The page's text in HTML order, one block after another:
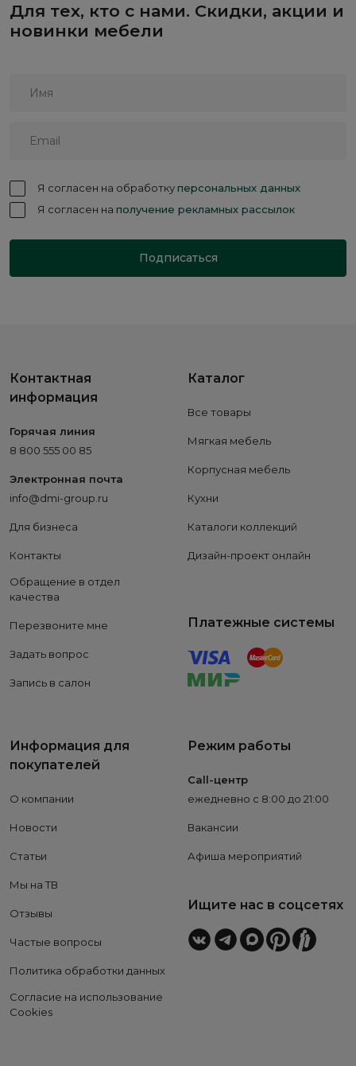
Для тех, кто с нами. Скидки, акции и
новинки мебели
Я согласен на обработкуперсональных данных
Я согласен на получение рекламных рассылок
Подписаться
Контактная
информация
Горячая линия
8 800 555 00 85
Электронная почта
info@dmi-group.ru
Для бизнеса
Контакты
Обращение в отдел
качества
Перезвоните мне
Задать вопрос
Запись в салон
Каталог
Все товары
Мягкая мебель
Корпусная мебель
Кухни
Каталоги коллекций
Дизайн-проект онлайн
Платежные системы
Информация для
покупателей
О компании
Новости
Статьи
Мы на ТВ
Отзывы
Частые вопросы
Политика обработки данных
Согласие на использование
Cookies
Режим работы
Call-центр
ежедневно с 8:00 до 21:00
Вакансии
Афиша мероприятий
Ищите нас в соцсетях